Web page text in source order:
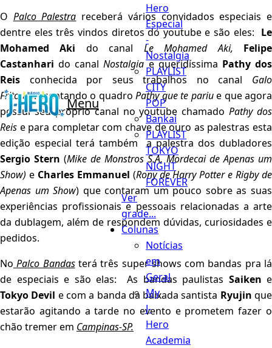
Menu
Hero
Especial
-
Nostalgia
PLAYLIST
CITY
POP
Bankai
PLAYLIST
TOKYO
NIGHT
FOREVER
Ver
grade...
Colunas
Notícias
em
Geral
My
J-
Hero
Academia
O Palco Palestra receberá vários convidados especiais e
dentre eles três vindos diretos do youtube e são eles: Le
Mohamed Aki do canal Le Mohamed Aki,
Felipe
Castanharido canal Nostalgiae queridíssima Pathy dos
Reis conhecida por seus trabalhos no canal Galo
Fritoapresentando o quadro Pathy que te pariue que agora
possui seu próprio canal no youtube chamadoPathy dos
Reis e para completar com chave de ouro as palestras esta
edição especial terá também a palestra dos dubladores
Sergio Stern (Mike de Monstros S.A, Mordecai de Apenas um
Show) e Charles Emmanuel (Rony de Harry Potter e Rigby de
Apenas um Show) que contaram um pouco sobre as suas
experiências profissionais e pessoais relacionadas a arte
da dublagem, além de respondem dúvidas, curiosidades e
pedidos.
No Palco Bandasterá três super shows com bandas pra lá
de especiais e são elas: As bandas paulistas Saiken e
Tokyo Devil e com a banda da baixada santista Ryujinque
estarão agitando a tarde no evento e prometem fazer o
chão tremer em Campinas-SP.